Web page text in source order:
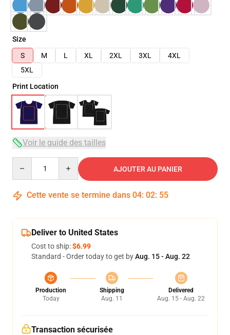
Size
S
M L XL 2XL 3XL
4XL
5XL
Print Location
Voir le guide des tailles
AJOUTER AU PANIER
Cette vente se termine dans 04: 02: 54
Deliver to United States
Cost to ship:$6.99
Standard - Order today to get byAug. 15 - Aug. 22
Production
Today
Shipping
Aug. 11
Delivered
Aug. 15 - Aug. 22
Transaction sécurisée